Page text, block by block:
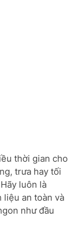
thời gian cho
trưa hay tối
luôn là
liệu an toàn và
như đầu